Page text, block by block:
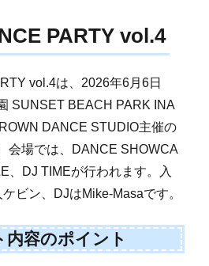
PARTY vol.4
vol.4は、2026年6月6日
SUNSET BEACH PARK INA
DANCE STUDIO主催の
会場では、DANCE SHOWCA
、DJ TIMEが行われます。入
ビン、DJはMike-Masaです。
内容のポイント